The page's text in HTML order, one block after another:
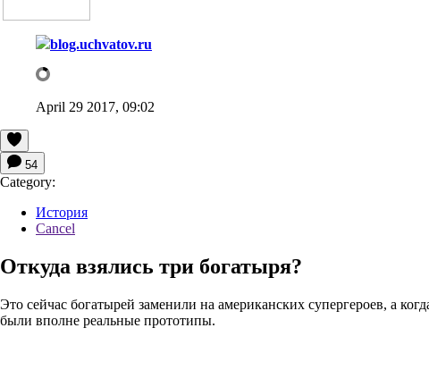
blog.uchvatov.ru
April 29 2017, 09:02
54
Category:
История
Cancel
Откуда взялись три богатыря?
Это сейчас богатырей заменили на американских супергероев, а
были вполне реальные прототипы.